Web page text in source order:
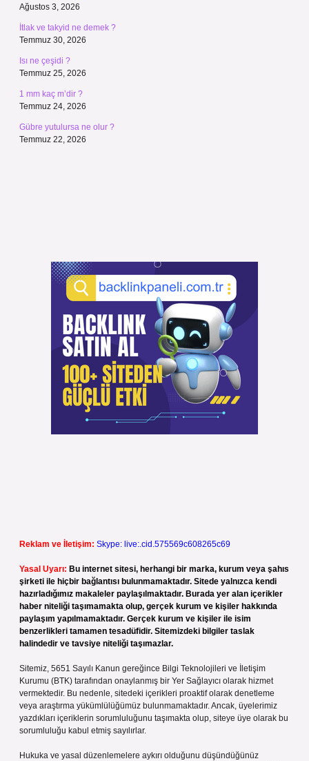
Ağustos 3, 2026
İtlak ve takyid ne demek ?
Temmuz 30, 2026
Isı ne çeşidi ?
Temmuz 25, 2026
1 mm kaç m’dir ?
Temmuz 24, 2026
Gübre yutulursa ne olur ?
Temmuz 22, 2026
Reklam ve İletişim: Skype: live:.cid.575569c608265c69
Yasal Uyarı: Bu internet sitesi, herhangi bir marka, kurum veya şahıs
şirketi ile hiçbir bağlantısı bulunmamaktadır. Sitede yalnızca kendi
hazırladığımız makaleler paylaşılmaktadır. Burada yer alan içerikler
haber niteliği taşımamakta olup, gerçek kurum ve kişiler hakkında
paylaşım yapılmamaktadır. Gerçek kurum ve kişiler ile isim
benzerlikleri tamamen tesadüfidir. Sitemizdeki bilgiler taslak
halindedir ve tavsiye niteliği taşımazlar.
Sitemiz, 5651 Sayılı Kanun gereğince Bilgi Teknolojileri ve İletişim
Kurumu (BTK) tarafından onaylanmış bir Yer Sağlayıcı olarak hizmet
vermektedir. Bu nedenle, sitedeki içerikleri proaktif olarak denetleme
veya araştırma yükümlülüğümüz bulunmamaktadır. Ancak, üyelerimiz
yazdıkları içeriklerin sorumluluğunu taşımakta olup, siteye üye olarak bu
sorumluluğu kabul etmiş sayılırlar.
Hukuka ve yasal düzenlemelere aykırı olduğunu düşündüğünüz